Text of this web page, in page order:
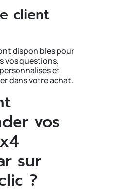
client
disponibles pour
vos questions,
et
dans votre achat.
vos
sur
?